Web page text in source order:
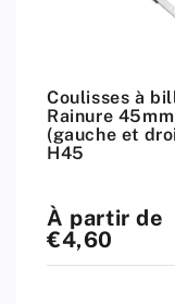
Coulisses à
Rainure 45mm
(gauche et
H45
Prix
standard
À partir de
€4,60